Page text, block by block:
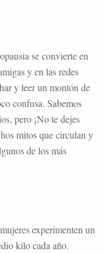
se convierte en
y en las redes
y leer un montón de
confusa. Sabemos
pero ¡No te dejes
mitos que circulan y
de los más
experimenten un
kilo cada año.